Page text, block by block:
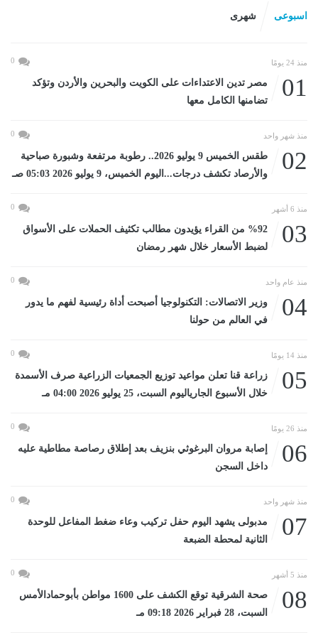
اسبوعى شهرى
منذ 24 يومًا 0
01
مصر تدين الاعتداءات على الكويت والبحرين والأردن وتؤكد
تضامنها الكامل معها
منذ شهر واحد 0
02
طقس الخميس 9 يوليو 2026.. رطوبة مرتفعة وشبورة صباحية
والأرصاد تكشف درجات...اليوم الخميس، 9 يوليو 2026 05:03 صـ
منذ 6 أشهر 0
03
%92 من القراء يؤيدون مطالب تكثيف الحملات على الأسواق
لضبط الأسعار خلال شهر رمضان
منذ عام واحد 0
04
وزير الاتصالات: التكنولوجيا أصبحت أداة رئيسية لفهم ما يدور
في العالم من حولنا
منذ 14 يومًا 0
05
زراعة قنا تعلن مواعيد توزيع الجمعيات الزراعية صرف الأسمدة
خلال الأسبوع الجارياليوم السبت، 25 يوليو 2026 04:00 مـ
منذ 26 يومًا 0
06
إصابة مروان البرغوثي بنزيف بعد إطلاق رصاصة مطاطية عليه
داخل السجن
منذ شهر واحد 0
07
مدبولى يشهد اليوم حفل تركيب وعاء ضغط المفاعل للوحدة
الثانية لمحطة الضبعة
منذ 5 أشهر 0
08
صحة الشرقية توقع الكشف على 1600 مواطن بأبوحمادالأمس
السبت، 28 فبراير 2026 09:18 مـ